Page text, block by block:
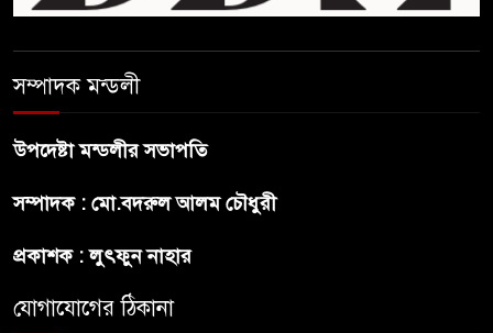
জামাতের আমির
বন্ধুত্ব : ব্রেট লি
সম্পাদক মন্ডলী
উপদেষ্টা মন্ডলীর সভাপতি
সম্পাদক : মো.বদরুল আলম চৌধুরী
প্রকাশক : লুৎফুন নাহার
যোগাযোগের ঠিকানা